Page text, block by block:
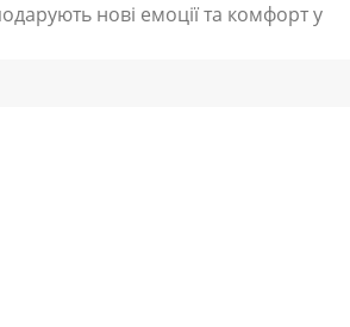
нові емоції та комфорт у